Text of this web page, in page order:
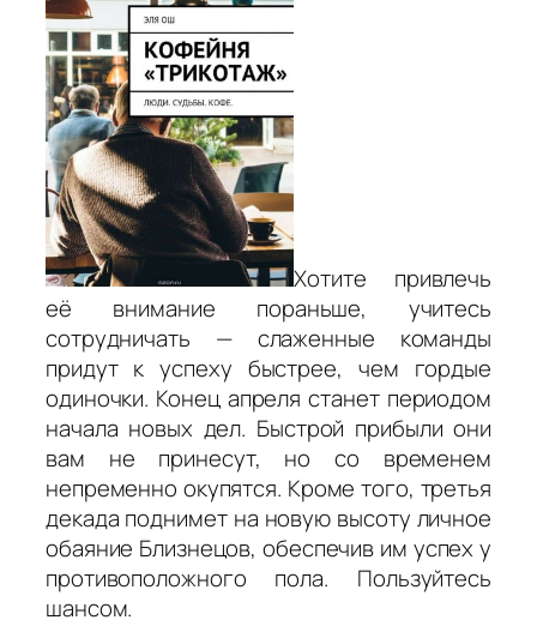
Хотите привлечь
её внимание пораньше, учитесь
сотрудничать — слаженные команды
придут к успеху быстрее, чем гордые
одиночки. Конец апреля станет периодом
начала новых дел. Быстрой прибыли они
вам не принесут, но со временем
непременно окупятся. Кроме того, третья
декада поднимет на новую высоту личное
обаяние Близнецов, обеспечив им успех у
противоположного пола. Пользуйтесь
шансом.